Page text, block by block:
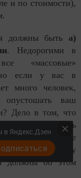
и по стоимости),
должны быть а)
. Недорогими в
«массовые»
если у вас в
много человек,
ваш
Дело в том, что
день, это День
мужчина в душе
в армии. Поэтому
должны об этом
в Яндекс.Дзен